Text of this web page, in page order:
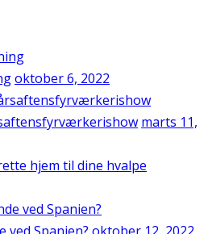
oktober 6, 2022
marts 11,
hjem til dine hvalpe